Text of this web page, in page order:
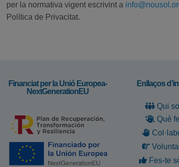
per la normativa vigent escrivint a
Política de Privacitat.
Financiat per la Unió Europea-
NextGenerationEU
Enllaços
Qui
Què
Fes-te